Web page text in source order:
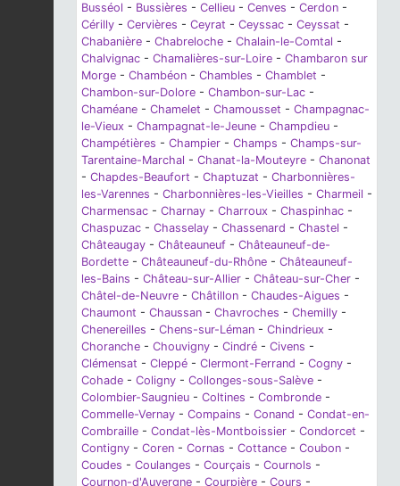
Busséol - Bussières - Cellieu - Cenves - Cerdon -
Cérilly - Cervières - Ceyrat - Ceyssac - Ceyssat -
Chabanière - Chabreloche - Chalain-le-Comtal -
Chalvignac - Chamalières-sur-Loire - Chambaron sur
Morge - Chambéon - Chambles - Chamblet -
Chambon-sur-Dolore - Chambon-sur-Lac -
Chaméane - Chamelet - Chamousset - Champagnac-
le-Vieux - Champagnat-le-Jeune - Champdieu -
Champétières - Champier - Champs - Champs-sur-
Tarentaine-Marchal - Chanat-la-Mouteyre - Chanonat
- Chapdes-Beaufort - Chaptuzat - Charbonnières-
les-Varennes - Charbonnières-les-Vieilles - Charmeil -
Charmensac - Charnay - Charroux - Chaspinhac -
Chaspuzac - Chasselay - Chassenard - Chastel -
Châteaugay - Châteauneuf - Châteauneuf-de-
Bordette - Châteauneuf-du-Rhône - Châteauneuf-
les-Bains - Château-sur-Allier - Château-sur-Cher -
Châtel-de-Neuvre - Châtillon - Chaudes-Aigues -
Chaumont - Chaussan - Chavroches - Chemilly -
Chenereilles - Chens-sur-Léman - Chindrieux -
Choranche - Chouvigny - Cindré - Civens -
Clémensat - Cleppé - Clermont-Ferrand - Cogny -
Cohade - Coligny - Collonges-sous-Salève -
Colombier-Saugnieu - Coltines - Combronde -
Commelle-Vernay - Compains - Conand - Condat-en-
Combraille - Condat-lès-Montboissier - Condorcet -
Contigny - Coren - Cornas - Cottance - Coubon -
Coudes - Coulanges - Courçais - Cournols -
Cournon-d'Auvergne - Courpière - Cours -